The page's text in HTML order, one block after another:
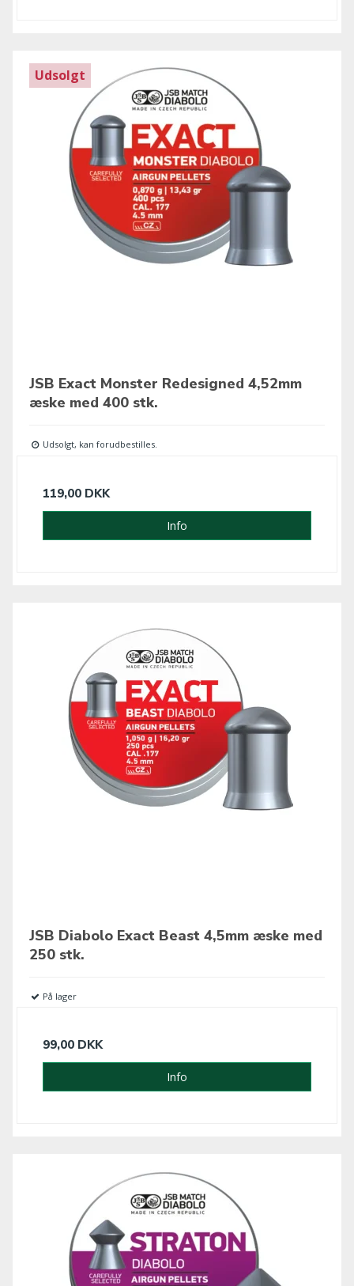
Udsolgt
JSB Exact Monster Redesigned 4,52mm
æske med 400 stk.
Udsolgt, kan forudbestilles.
119,00 DKK
Info
JSB Diabolo Exact Beast 4,5mm æske med
250 stk.
På lager
99,00 DKK
Info